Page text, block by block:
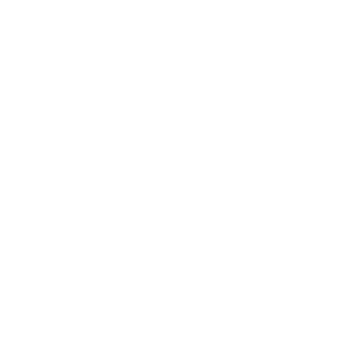
Все нормально. Немного запутался при